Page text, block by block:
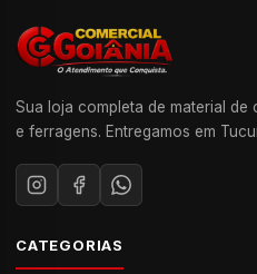
Sua loja completa de material
e ferragens. Entregamos em
CATEGORIAS